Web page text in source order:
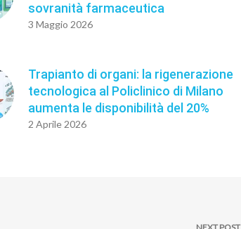
sovranità farmaceutica
3 Maggio 2026
Trapianto di organi: la rigenerazione
tecnologica al Policlinico di Milano
aumenta le disponibilità del 20%
2 Aprile 2026